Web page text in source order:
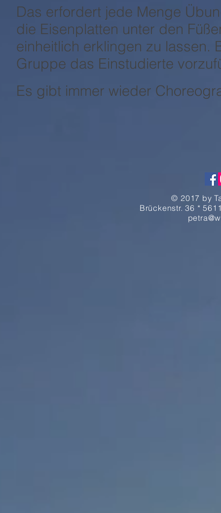
Das erfordert jede Menge
die Eisenplatten unter den
einheitlich erklingen zu lassen.
Gruppe das Einstudierte
Es gibt immer wieder
© 2017 by
Brückenstr. 36 *